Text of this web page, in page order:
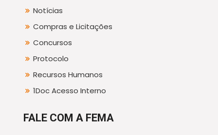
Notícias
Compras e Licitações
Concursos
Protocolo
Recursos Humanos
1Doc Acesso Interno
FALE COM A FEMA